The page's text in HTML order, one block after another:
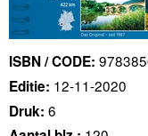
ISBN / CODE:
Editie: 12-11-2020
Druk: 6